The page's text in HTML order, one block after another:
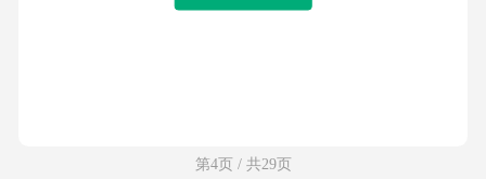
第4页 / 共29页